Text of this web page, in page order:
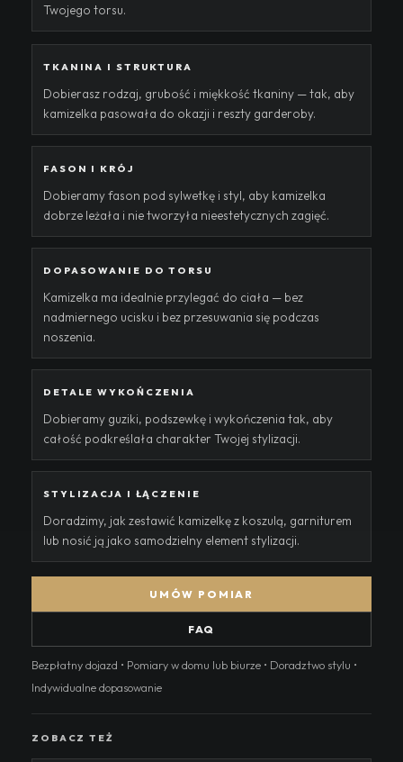
Twojego torsu.
TKANINA I STRUKTURA
Dobierasz rodzaj, grubość i miękkość tkaniny — tak, aby
kamizelka pasowała do okazji i reszty garderoby.
FASON I KRÓJ
Dobieramy fason pod sylwetkę i styl, aby kamizelka
dobrze leżała i nie tworzyła nieestetycznych zagięć.
DOPASOWANIE DO TORSU
Kamizelka ma idealnie przylegać do ciała — bez
nadmiernego ucisku i bez przesuwania się podczas
noszenia.
DETALE WYKOŃCZENIA
Dobieramy guziki, podszewkę i wykończenia tak, aby
całość podkreślała charakter Twojej stylizacji.
STYLIZACJA I ŁĄCZENIE
Doradzimy, jak zestawić kamizelkę z koszulą, garniturem
lub nosić ją jako samodzielny element stylizacji.
UMÓW POMIAR
FAQ
Bezpłatny dojazd • Pomiary w domu lub biurze • Doradztwo stylu •
Indywidualne dopasowanie
ZOBACZ TEŻ